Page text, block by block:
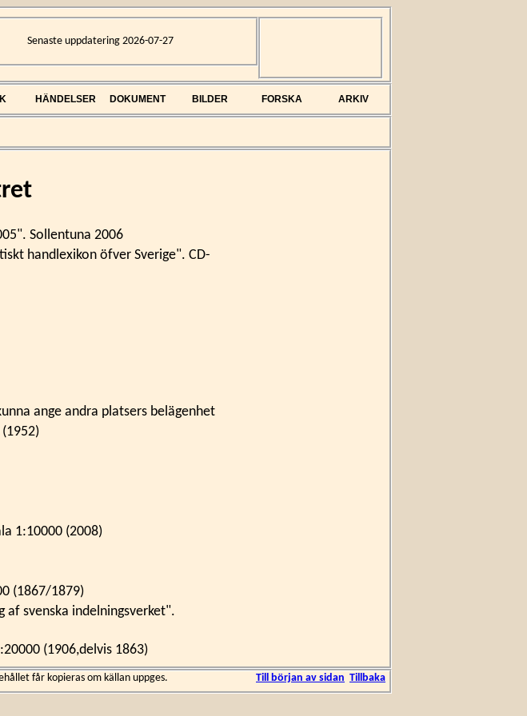
Senaste uppdatering 2026-07-27
HÄNDELSER DOKUMENT BILDER FORSKA ARKIV
Sollentuna 2006
handlexikon öfver Sverige". CD-
ange andra platsers belägenhet
1:10000 (2008)
(1867/1879)
af svenska indelningsverket".
(1906,delvis 1863)
får kopieras om källan uppges. Till början av sidan Tillbaka